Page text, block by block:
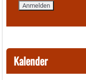
Kalender